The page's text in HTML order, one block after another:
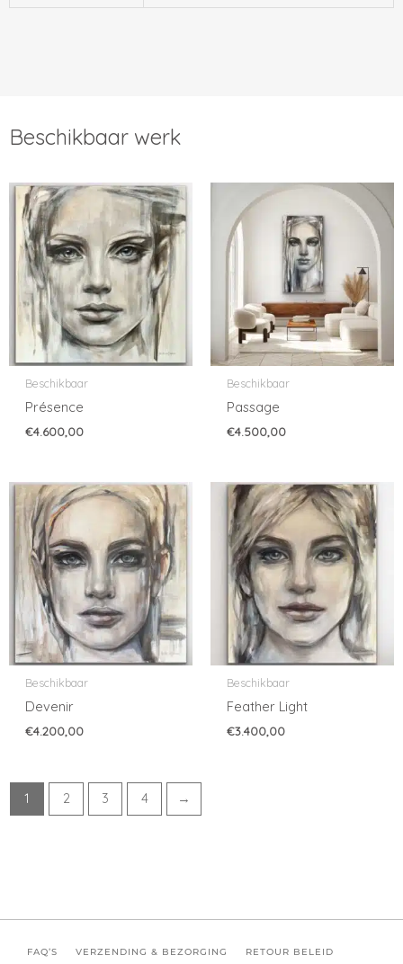
Beschikbaar werk
Beschikbaar
Présence
€4.600,00
Beschikbaar
Passage
€4.500,00
Beschikbaar
Devenir
€4.200,00
Beschikbaar
Feather Light
€3.400,00
1 2 3 4 →
FAQ’S VERZENDING & BEZORGING RETOUR BELEID